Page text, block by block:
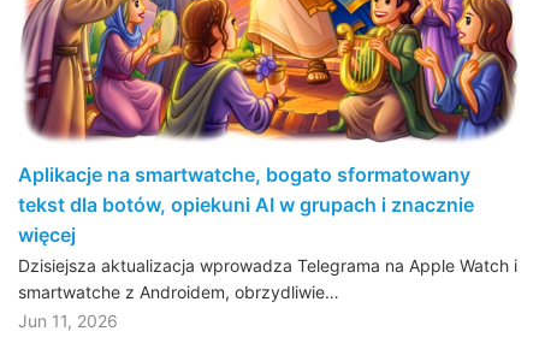
Aplikacje na smartwatche, bogato sformatowany
tekst dla botów, opiekuni AI w grupach i znacznie
więcej
Dzisiejsza aktualizacja wprowadza Telegrama na Apple Watch i
smartwatche z Androidem, obrzydliwie…
Jun 11, 2026